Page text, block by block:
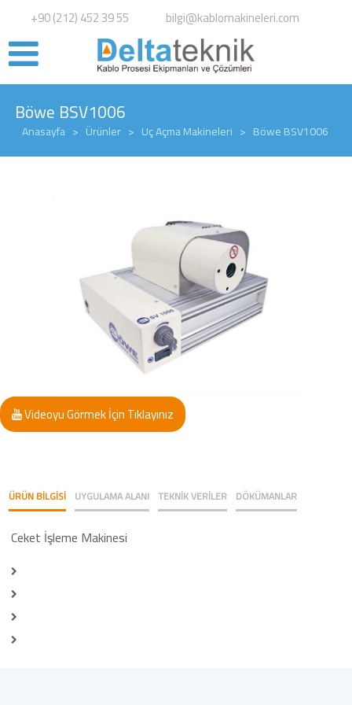
+90 (212) 452 39 55 bilgi@kablomakineleri.com
Böwe BSV1006
Anasayfa > Ürünler > Uç Açma Makineleri > Böwe BSV1006
Videoyu Görmek İçin Tıklayınız
ÜRÜN BİLGİSİ UYGULAMA ALANI TEKNİK VERİLER DÖKÜMANLAR
Ceket İşleme Makinesi